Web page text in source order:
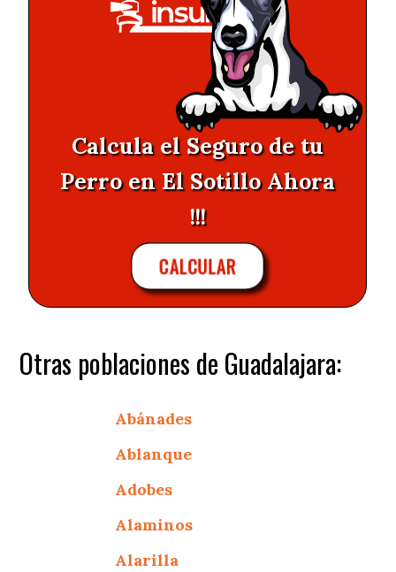
Calcula el Seguro de tu
Perro en El Sotillo Ahora
!!!
CALCULAR
Otras poblaciones de Guadalajara:
Abánades
Ablanque
Adobes
Alaminos
Alarilla